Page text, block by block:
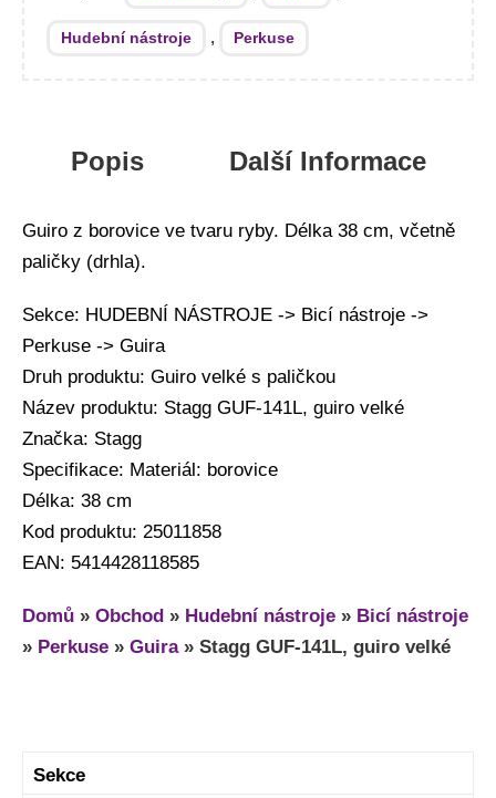
Hudební nástroje , Perkuse
Popis Další Informace
Guiro z borovice ve tvaru ryby. Délka 38 cm, včetně
paličky (drhla).
Sekce: HUDEBNÍ NÁSTROJE -> Bicí nástroje ->
Perkuse -> Guira
Druh produktu: Guiro velké s paličkou
Název produktu: Stagg GUF-141L, guiro velké
Značka: Stagg
Specifikace: Materiál: borovice
Délka: 38 cm
Kod produktu: 25011858
EAN: 5414428118585
Domů » Obchod » Hudební nástroje » Bicí nástroje
» Perkuse » Guira» Stagg GUF-141L, guiro velké
Sekce